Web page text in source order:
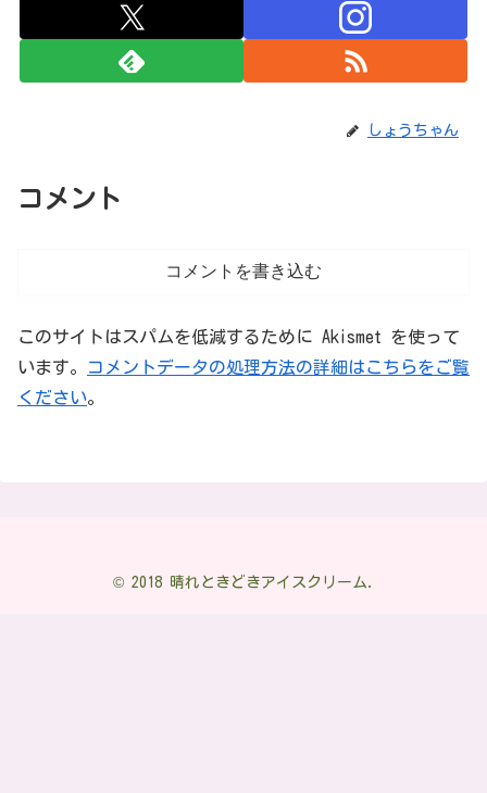
しょうちゃん
コメント
コメントを書き込む
このサイトはスパムを低減するために Akismet を使って
います。
コメントデータの処理方法の詳細はこちらをご覧
ください。
© 2018 晴れときどきアイスクリーム.